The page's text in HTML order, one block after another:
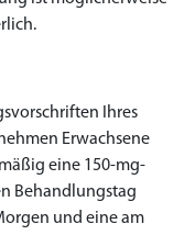
Ihres
Erwachsene
eine 150-mg-
Behandlungstag
und eine am